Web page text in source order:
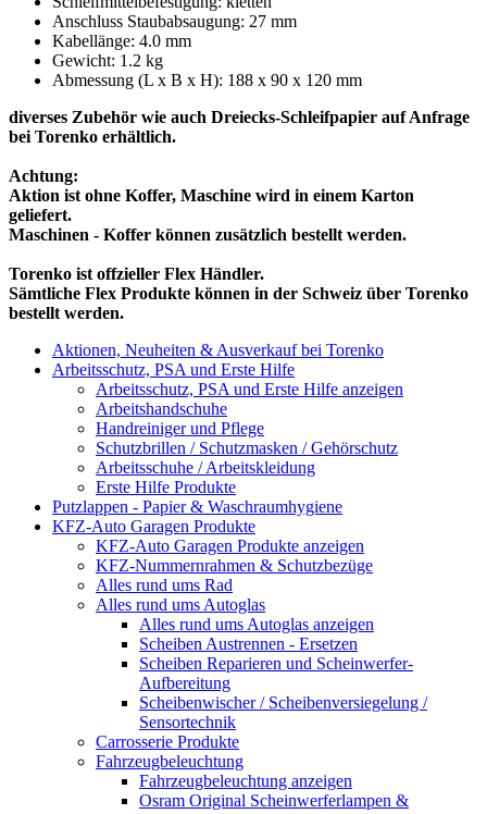
Anschluss Staubabsaugung: 27 mm
Kabellänge: 4.0 mm
Gewicht: 1.2 kg
Abmessung (L x B x H): 188 x 90 x 120 mm
diverses Zubehör wie auch Dreiecks-Schleifpapier auf Anfrage
bei Torenko erhältlich.
Achtung:
Aktion ist ohne Koffer, Maschine wird in einem Karton
geliefert.
Maschinen - Koffer können zusätzlich bestellt werden.
Torenko ist offzieller Flex Händler.
Sämtliche Flex Produkte können in der Schweiz über Torenko
bestellt werden.
Aktionen, Neuheiten & Ausverkauf bei Torenko
Arbeitsschutz, PSA und Erste Hilfe
Arbeitsschutz, PSA und Erste Hilfe anzeigen
Arbeitshandschuhe
Handreiniger und Pflege
Schutzbrillen / Schutzmasken / Gehörschutz
Arbeitsschuhe / Arbeitskleidung
Erste Hilfe Produkte
Putzlappen - Papier & Waschraumhygiene
KFZ-Auto Garagen Produkte
KFZ-Auto Garagen Produkte anzeigen
KFZ-Nummernrahmen & Schutzbezüge
Alles rund ums Rad
Alles rund ums Autoglas
Alles rund ums Autoglas anzeigen
Scheiben Austrennen - Ersetzen
Scheiben Reparieren und Scheinwerfer-
Aufbereitung
Scheibenwischer / Scheibenversiegelung /
Sensortechnik
Carrosserie Produkte
Fahrzeugbeleuchtung
Fahrzeugbeleuchtung anzeigen
Osram Original Scheinwerferlampen &